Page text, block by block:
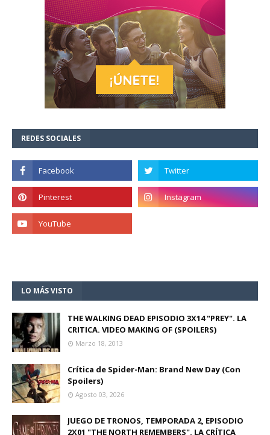
REDES SOCIALES
LO MÁS VISTO
THE WALKING DEAD EPISODIO 3X14 "PREY". LA
CRITICA. VIDEO MAKING OF (SPOILERS)
Marzo 18, 2013
Crítica de Spider-Man: Brand New Day (Con
Spoilers)
Agosto 03, 2026
JUEGO DE TRONOS, TEMPORADA 2, EPISODIO
2X01 "THE NORTH REMEMBERS". LA CRÍTICA